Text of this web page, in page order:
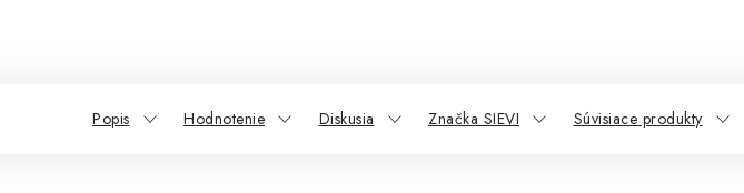
Popis Hodnotenie Diskusia Značka SIEVI Súvisiace produkty